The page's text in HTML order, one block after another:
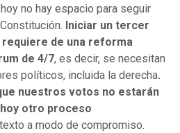
no hay espacio para seguir
Iniciar un tercer
de una reforma
de 4/7, es decir, se necesitan
políticos, incluida la derecha.
nuestros votos no estarán
otro proceso
a modo de compromiso.